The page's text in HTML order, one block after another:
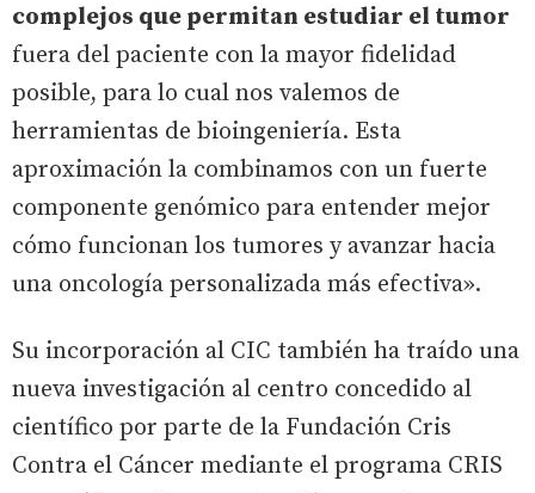
complejos que permitan estudiar el tumor
fuera del paciente con la mayor fidelidad
posible, para lo cual nos valemos de
herramientas de bioingeniería. Esta
aproximación la combinamos con un fuerte
componente genómico para entender mejor
cómo funcionan los tumores y avanzar hacia
una oncología personalizada más efectiva».
Su incorporación al CIC también ha traído una
nueva investigación al centro concedido al
científico por parte de la Fundación Cris
Contra el Cáncer mediante el programa CRIS